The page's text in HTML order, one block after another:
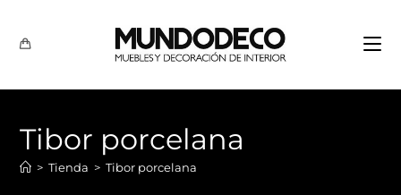
Tibor porcelana
> Tienda > Tibor porcelana